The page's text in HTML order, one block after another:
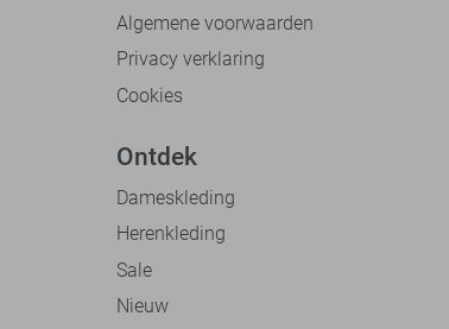
Algemene voorwaarden
Privacy verklaring
Cookies
Ontdek
Dameskleding
Herenkleding
Sale
Nieuw